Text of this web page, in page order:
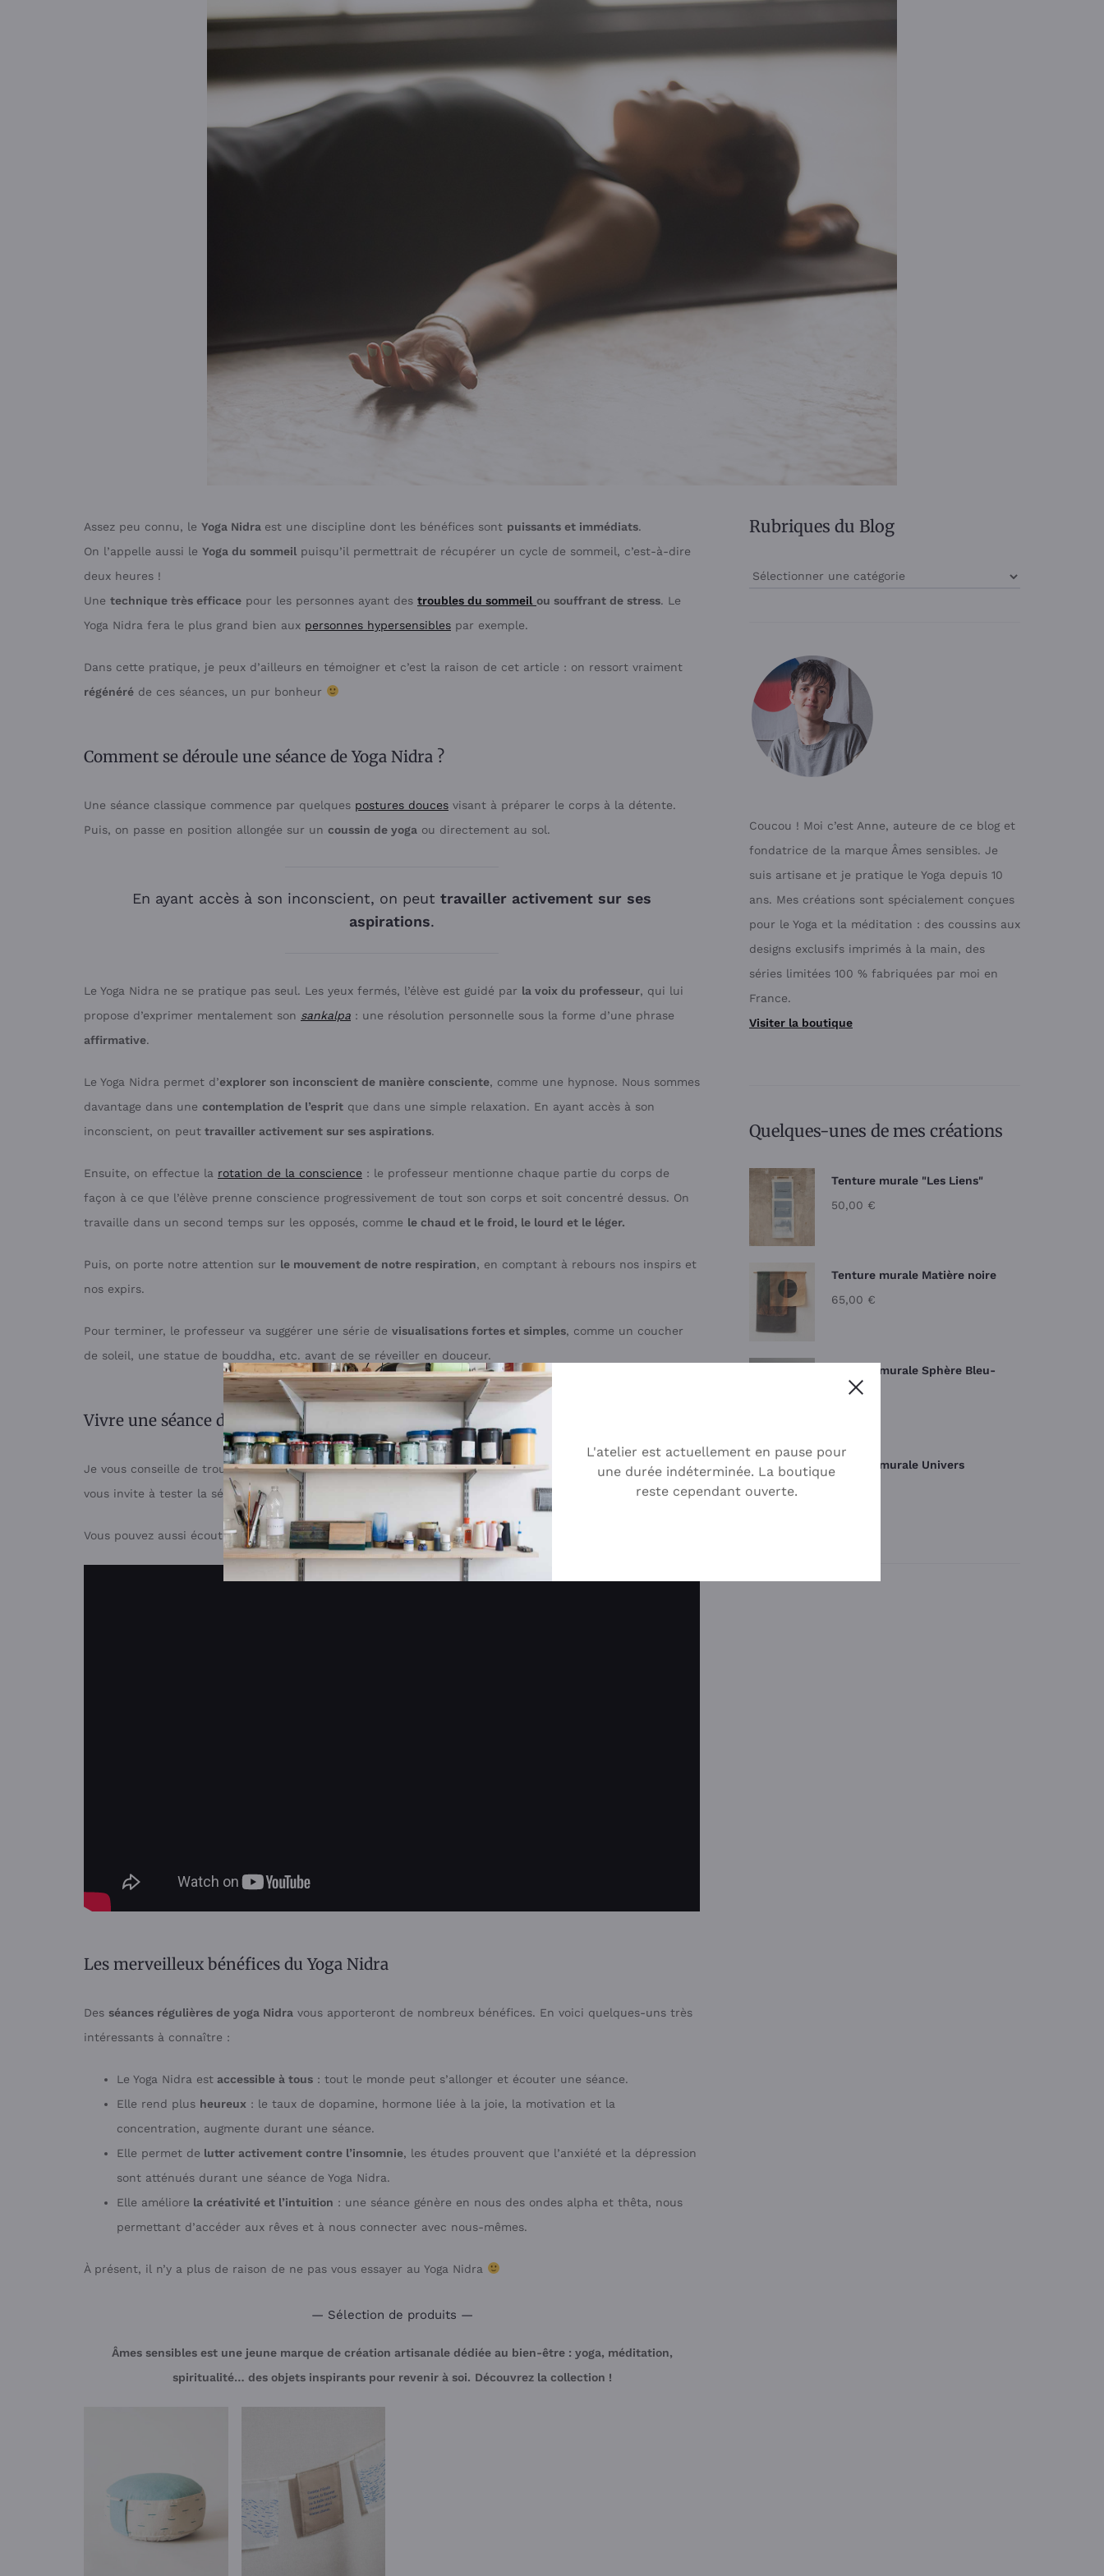
Assez peu connu, le Yoga Nidra est une discipline dont les bénéfices sont puissants et immédiats.
On l’appelle aussi le Yoga du sommeil puisqu’il permettrait de récupérer un cycle de sommeil, c’est-à-dire
deux heures !
Une technique très efficace pour les personnes ayant des troubles du sommeil ou souffrant de stress. Le
Yoga Nidra fera le plus grand bien aux personnes hypersensibles par exemple.
Dans cette pratique, je peux d’ailleurs en témoigner et c’est la raison de cet article : on ressort vraiment
régénéré de ces séances, un pur bonheur
Comment se déroule une séance de Yoga Nidra ?
Une séance classique commence par quelques postures douces visant à préparer le corps à la détente.
Puis, on passe en position allongée sur un coussin de yoga ou directement au sol.
En ayant accès à son inconscient, on peut travailler activement sur ses
aspirations.
Le Yoga Nidra ne se pratique pas seul. Les yeux fermés, l’élève est guidé par la voix du professeur, qui lui
propose d’exprimer mentalement son sankalpa : une résolution personnelle sous la forme d’une phrase
affirmative.
Le Yoga Nidra permet d’explorer son inconscient de manière consciente, comme une hypnose. Nous sommes
davantage dans une contemplation de l’esprit que dans une simple relaxation. En ayant accès à son
inconscient, on peut travailler activement sur ses aspirations.
Ensuite, on effectue la rotation de la conscience : le professeur mentionne chaque partie du corps de
façon à ce que l’élève prenne conscience progressivement de tout son corps et soit concentré dessus. On
travaille dans un second temps sur les opposés, comme le chaud et le froid, le lourd et le léger.
Puis, on porte notre attention sur le mouvement de notre respiration, en comptant à rebours nos inspirs et
nos expirs.
Pour terminer, le professeur va suggérer une série de visualisations fortes et simples, comme un coucher
de soleil, une statue de bouddha, etc. avant de se réveiller en douceur.
Vivre une séance de yoga Nidra, ça vous tente ?
Je vous conseille de trouverun professeur près de chez vousqui propose cette pratique. En attendant, je
vous invite à tester la séance vidéo ci-dessous.
Vous pouvez aussi écouter lesséances gratuites en ligne de Beer Gabel surson site
Les merveilleux bénéfices du Yoga Nidra
Des séances régulières de yoga Nidra vous apporteront de nombreux bénéfices. En voici quelques-uns très
intéressants à connaître :
Le Yoga Nidra est accessible à tous : tout le monde peut s’allonger et écouter une séance.
Elle rend plus heureux : le taux de dopamine, hormone liée à la joie, la motivation et la
concentration, augmente durant une séance.
Elle permet de lutter activement contre l’insomnie, les études prouvent que l’anxiété et la dépression
sont atténués durant une séance de Yoga Nidra.
Elle améliore la créativité et l’intuition : une séance génère en nous des ondes alpha et thêta, nous
permettant d’accéder aux rêves et à nous connecter avec nous-mêmes.
À présent, il n’y a plus de raison de ne pas vous essayer au Yoga Nidra
— Sélection de produits —
Âmes sensibles est une jeune marque de création artisanale dédiée au bien-être : yoga, méditation,
spiritualité… des objets inspirants pour revenir à soi. Découvrez la collection !
Rubriques du Blog
Rubriques
Coucou ! Moi c’est Anne, auteure de ce blog et
fondatrice de la marque Âmes sensibles. Je
suis artisane et je pratique le Yoga depuis 10
ans. Mes créations sont spécialement conçues
pour le Yoga et la méditation : des coussins aux
designs exclusifs imprimés à la main, des
séries limitées 100 % fabriquées par moi en
France.
Visiter la boutique
Quelques-unes de mes créations
Tenture murale "Les Liens"
50,00 €
Tenture murale Matière noire
65,00 €
Tenture murale Sphère Bleu-
beige
Tenture murale Univers
L'atelier est actuellement en pause pour
une durée indéterminée. La boutique
reste cependant ouverte.